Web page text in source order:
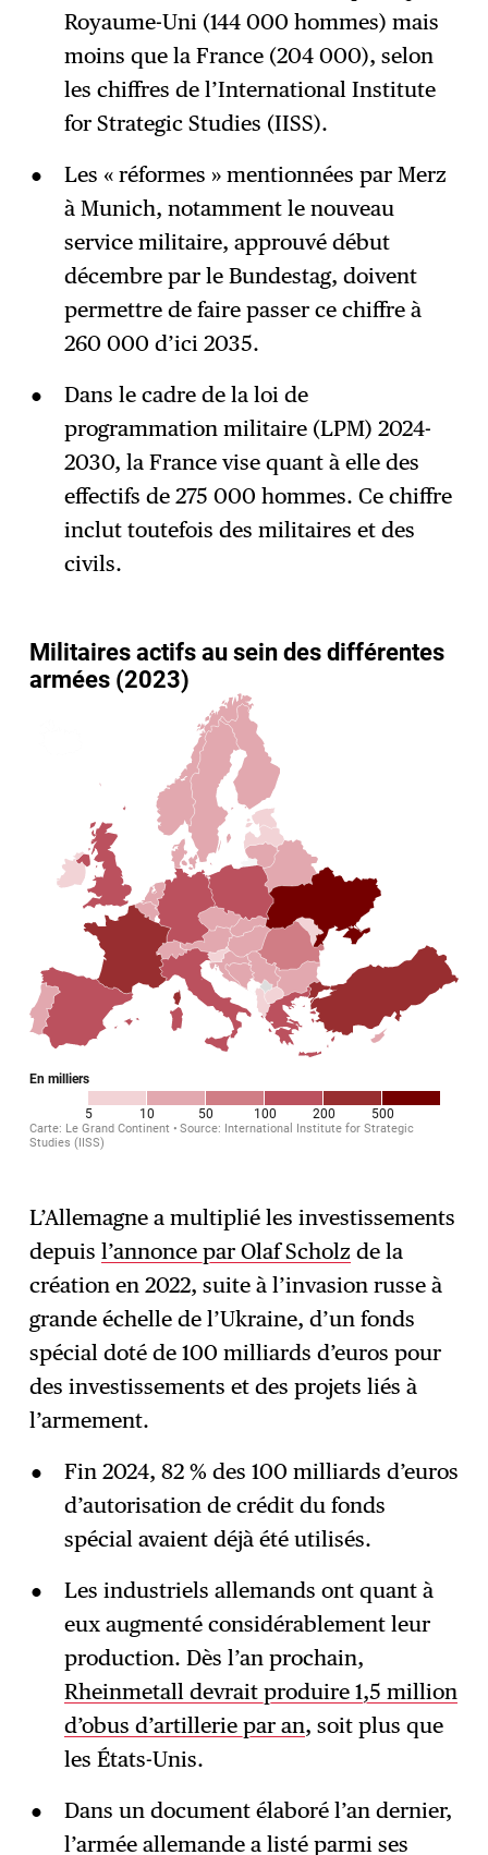
Royaume-Uni (144 000 hommes) mais
moins que la France (204 000), selon
les chiffres de l’International Institute
for Strategic Studies (IISS).
Les « réformes » mentionnées par Merz
à Munich, notamment le nouveau
service militaire, approuvé début
décembre par le Bundestag, doivent
permettre de faire passer ce chiffre à
260 000 d’ici 2035.
Dans le cadre de la loi de
programmation militaire (LPM) 2024-
2030, la France vise quant à elle des
effectifs de 275 000 hommes. Ce chiffre
inclut toutefois des militaires et des
civils.
L’Allemagne a multiplié les investissements
depuisl’annonce par Olaf Scholz de la
création en 2022, suite à l’invasion russe à
grande échelle de l’Ukraine, d’un fonds
spécial doté de 100 milliards d’euros pour
des investissements et des projets liés à
l’armement.
Fin 2024, 82 % des 100 milliards d’euros
d’autorisation de crédit du fonds
spécial avaient déjà été utilisés.
Les industriels allemands ont quant à
eux augmenté considérablement leur
production. Dès l’an prochain,
Rheinmetall devrait produire 1,5 million
d’obus d’artillerie par an, soit plus que
les États-Unis.
Dans un document élaboré l’an dernier,
l’armée allemande a listé parmi ses